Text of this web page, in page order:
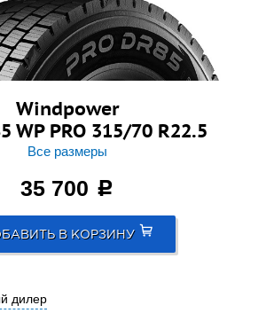
Windpower
WP PRO 315/70 R22.5
Все размеры
35 700 c
В КОРЗИНУ
дилер